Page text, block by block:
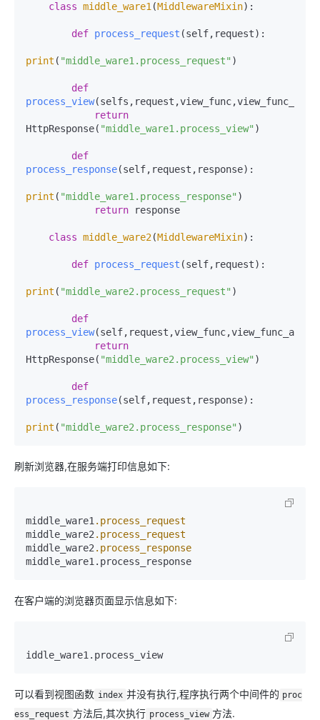
class middle_ware1 (MiddlewareMixin):
def process_request (self,request):
print ( "middle_ware1.process_request" )
def
process_view(
return
HttpResponse( "middle_ware1.process_view" )
def
process_response(self,request,response):
print ( "middle_ware1.process_response" )
return response
class middle_ware2(MiddlewareMixin):
def process_request (self,request):
print ( "middle_ware2.process_request" )
def
process_view(
return
HttpResponse( "middle_ware2.process_view" )
def
process_response(self,request,response):
print ( "middle_ware2.process_response" )
刷新浏览器,在服务端打印信息如下:
middle_ware1 .process_request
middle_ware2 .process_request
middle_ware2 .process_response
middle_ware1.process_response
在客户端的浏览器页面显示信息如下:
iddle_ware1.process_view
可以看到视图函数 index 并没有执行,程序执行两个中间件的 proc
ess_request 方法后,其次执行 process_view 方法.